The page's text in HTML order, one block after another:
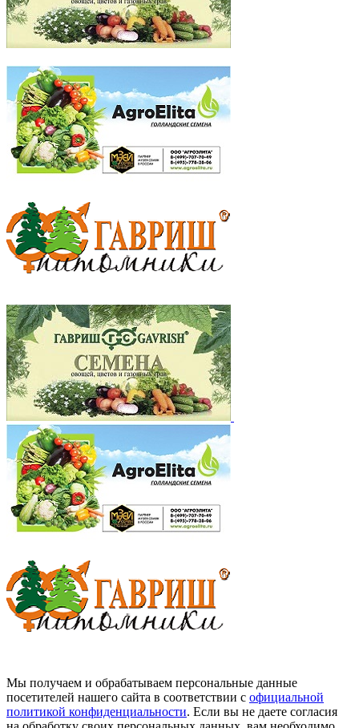
Мы получаем и обрабатываем персональные данные
посетителей нашего сайта в соответствии с официальной
политикой конфиденциальности. Если вы не даете согласия